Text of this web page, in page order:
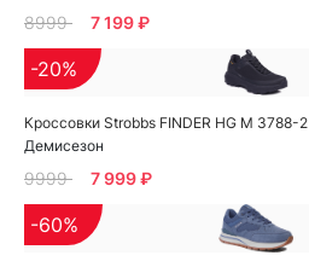
8999 7 199 ₽
Кроссовки Strobbs FINDER HG M 3788-2
Демисезон
-20%
9999 7 999 ₽
-60%